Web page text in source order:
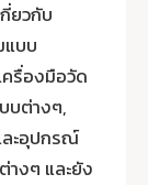
ยวกับ
แบบ
รื่องมือวัด
บต่างๆ,
ะอุปกรณ์
างๆ และยัง